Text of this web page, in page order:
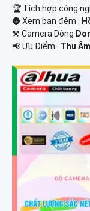
🏆 Tích hợp công
🌚 Xem ban đêm :
⚒ Camera Dòng
️📢 Ưu Điểm : Thu